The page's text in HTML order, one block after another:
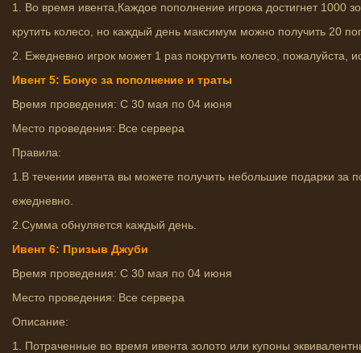
1. Во время ивента,Каждое пополнение игрока достигнет 1000
крутить колесо, но каждый день максимум можно получить 20
2. Ежедневно игрок может 1 раз покрутить колесо, пожалуйста,
Ивент 5: Бонус за пополнение и траты
Время проведения: С 30 мая по 04 июня
Место проведения: Все сервера
Правила:
1.В течении ивента вы можете получить небольшие подарки за
ежедневно.
2.Сумма обнуляется каждый день.
Ивент 6: Призыв Джуби
Время проведения: С 30 мая по 04 июня
Место проведения: Все сервера
Описание:
1. Потраченные во время ивента золото или купоны